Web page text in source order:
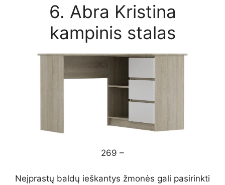
6. Abra Kristina
kampinis stalas
269 –
Neįprastų baldų ieškantys žmonės gali pasirinkti